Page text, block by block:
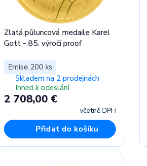
Zlatá půluncová medaile Karel
Gott - 85. výročí proof
Emise 200 ks
Skladem na 2 prodejnách
Ihned k odeslání
2 708,00 €
včetně DPH
Přidat do košíku